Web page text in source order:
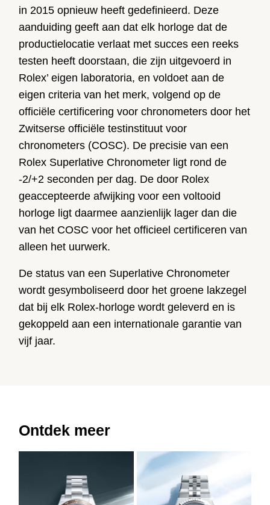
in 2015 opnieuw heeft gedefinieerd. Deze
aanduiding geeft aan dat elk horloge dat de
productielocatie verlaat met succes een reeks
testen heeft doorstaan, die zijn uitgevoerd in
Rolex’ eigen laboratoria, en voldoet aan de
eigen criteria van het merk, volgend op de
officiële certificering voor chronometers door het
Zwitserse officiële testinstituut voor
chronometers (COSC). De precisie van een
Rolex Superlative Chronometer ligt rond de
-2/+2 seconden per dag. De door Rolex
geaccepteerde afwijking voor een voltooid
horloge ligt daarmee aanzienlijk lager dan die
van het COSC voor het officieel certificeren van
alleen het uurwerk.
De status van een Superlative Chronometer
wordt gesymboliseerd door het groene lakzegel
dat bij elk Rolex-horloge wordt geleverd en is
gekoppeld aan een internationale garantie van
vijf jaar.
Ontdek meer